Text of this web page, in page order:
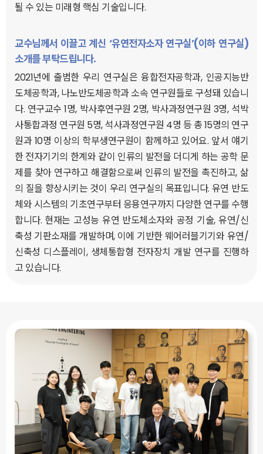
될 수 있는 미래형 핵심 기술입니다.
교수님께서 이끌고 계신 ‘유연전자소자 연구실’(이하 연구실)
소개를 부탁드립니다.
2021년에 출범한 우리 연구실은 융합전자공학과, 인공지능반
도체공학과, 나노반도체공학과 소속 연구원들로 구성돼 있습니
다. 연구교수 1명, 박사후연구원 2명, 박사과정연구원 3명, 석박
사통합과정 연구원 5명, 석사과정연구원 4명 등 총 15명의 연구
원과 10명 이상의 학부생연구원이 함께하고 있어요. 앞서 얘기
한 전자기기의 한계와 같이 인류의 발전을 더디게 하는 공학 문
제를 찾아 연구하고 해결함으로써 인류의 발전을 촉진하고, 삶
의 질을 향상시키는 것이 우리 연구실의 목표입니다. 유연 반도
체와 시스템의 기초연구부터 응용연구까지 다양한 연구를 수행
합니다. 현재는 고성능 유연 반도체소자와 공정 기술, 유연/신
축성 기판소재를 개발하며, 이에 기반한 웨어러블기기와 유연/
신축성 디스플레이, 생체통합형 전자장치 개발 연구를 진행하
고 있습니다.